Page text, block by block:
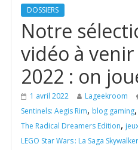
DOSSIERS
Notre
vidéo à
2022 : on
1 avril 2022 Lageekroom
Sentinels: Aegis Rim, blog gaming,
The Radical Dreamers Edition,
LEGO Star Wars : La Saga Skywalker